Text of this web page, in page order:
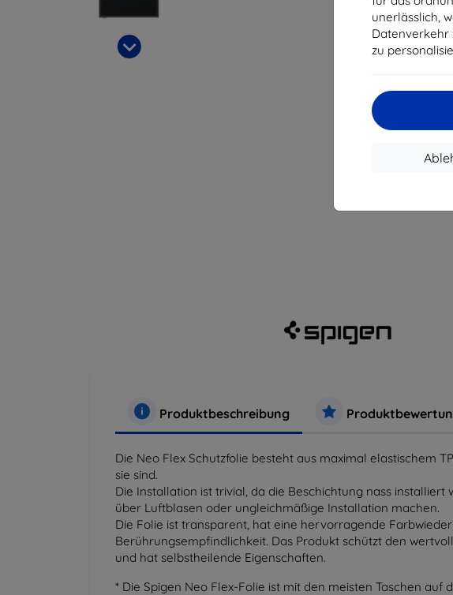
unerlässlich,
Datenverkehr
zu
Produktbeschreibung
Die Neo Flex Schutzfolie besteht aus maximal elastischem
sie sind.
Die Installation ist trivial, da die Beschichtung nass installiert
über Luftblasen oder ungleichmäßige Installation machen.
Die Folie ist transparent, hat eine hervorragende
Berührungsempfindlichkeit. Das Produkt schützt den
und hat selbstheilende Eigenschaften.
* Die Spigen Neo Flex-Folie ist mit den meisten Taschen auf